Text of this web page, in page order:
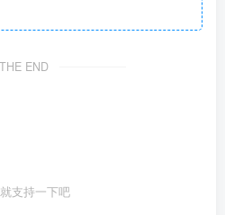
THE END
支持一下吧